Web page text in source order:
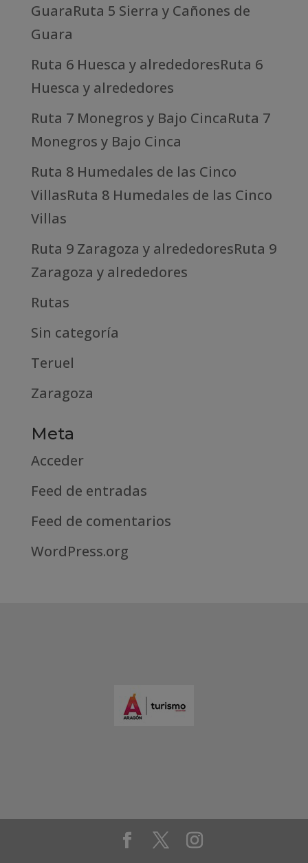
GuaraRuta 5 Sierra y Cañones de
Guara
Ruta 6 Huesca y alrededoresRuta 6
Huesca y alrededores
Ruta 7 Monegros y Bajo CincaRuta 7
Monegros y Bajo Cinca
Ruta 8 Humedales de las Cinco
VillasRuta 8 Humedales de las Cinco
Villas
Ruta 9 Zaragoza y alrededoresRuta 9
Zaragoza y alrededores
Rutas
Sin categoría
Teruel
Zaragoza
Meta
Acceder
Feed de entradas
Feed de comentarios
WordPress.org